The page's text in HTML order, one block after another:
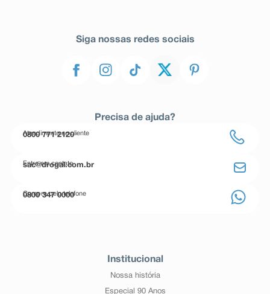
Siga nossas redes sociais
Precisa de ajuda?
Atendimento ao cliente
0800 771 2120
Entre em contato
sac@drogal.com.br
Compre pelo telefone
0800 347 0000
Institucional
Nossa história
Especial 90 Anos